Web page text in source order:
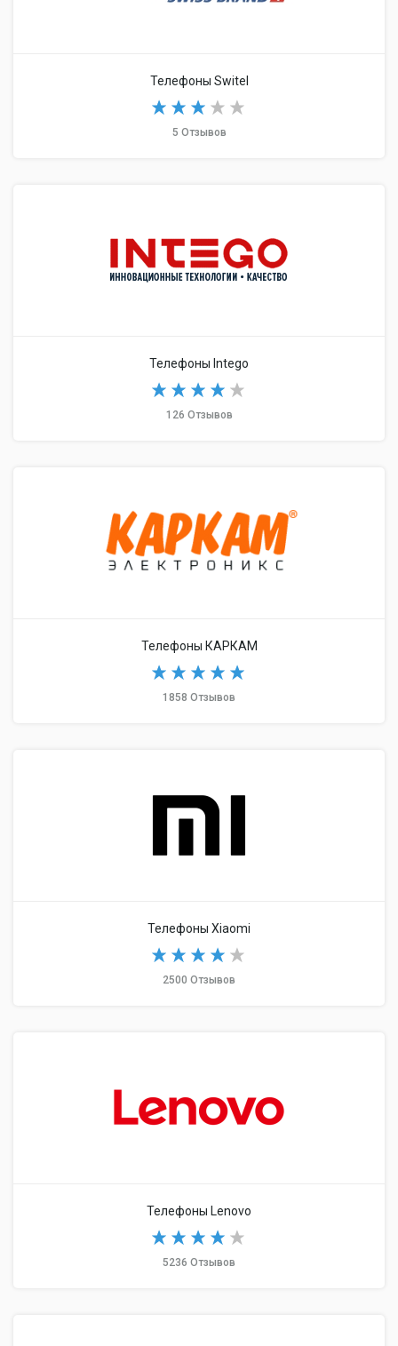
Телефоны Switel
5 Отзывов
Телефоны Intego
126 Отзывов
Телефоны КАРКАМ
1858 Отзывов
Телефоны Xiaomi
2500 Отзывов
Телефоны Lenovo
5236 Отзывов